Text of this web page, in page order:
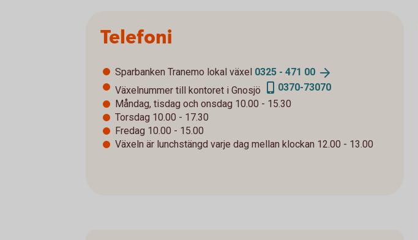
Telefoni
Sparbanken Tranemo lokal växel 0325 - 471 00
Växelnummer till kontoret i Gnosjö
0370-73070
Måndag, tisdag och onsdag 10.00 - 15.30
Torsdag 10.00 - 17.30
Fredag 10.00 - 15.00
Växeln är lunchstängd varje dag mellan klockan 12.00 - 13.00